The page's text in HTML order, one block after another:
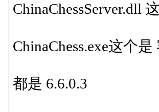
ChinaChessServer.dll
ChinaChess.exe这个
都是 6.6.0.3